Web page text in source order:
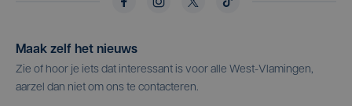
Maak zelf het nieuws
Zie of hoor je iets dat interessant is voor alle West-Vlamingen,
aarzel dan niet om ons te contacteren.